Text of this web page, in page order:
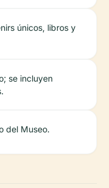
únicos, libros y
se incluyen
del Museo.